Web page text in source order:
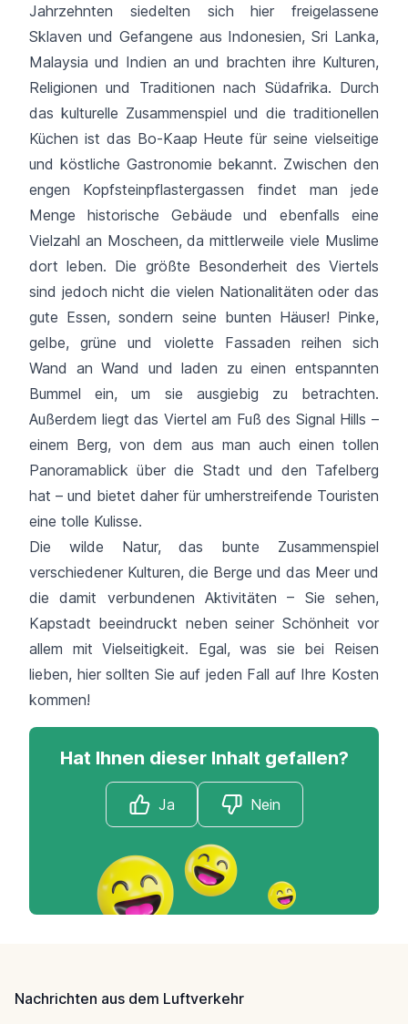
Jahrzehnten siedelten sich hier freigelassene
Sklaven und Gefangene aus Indonesien, Sri Lanka,
Malaysia und Indien an und brachten ihre Kulturen,
Religionen und Traditionen nach Südafrika. Durch
das kulturelle Zusammenspiel und die traditionellen
Küchen ist das Bo-Kaap Heute für seine vielseitige
und köstliche Gastronomie bekannt. Zwischen den
engen Kopfsteinpflastergassen findet man jede
Menge historische Gebäude und ebenfalls eine
Vielzahl an Moscheen, da mittlerweile viele Muslime
dort leben. Die größte Besonderheit des Viertels
sind jedoch nicht die vielen Nationalitäten oder das
gute Essen, sondern seine bunten Häuser! Pinke,
gelbe, grüne und violette Fassaden reihen sich
Wand an Wand und laden zu einen entspannten
Bummel ein, um sie ausgiebig zu betrachten.
Außerdem liegt das Viertel am Fuß des Signal Hills –
einem Berg, von dem aus man auch einen tollen
Panoramablick über die Stadt und den Tafelberg
hat – und bietet daher für umherstreifende Touristen
eine tolle Kulisse.
Die wilde Natur, das bunte Zusammenspiel
verschiedener Kulturen, die Berge und das Meer und
die damit verbundenen Aktivitäten – Sie sehen,
Kapstadt beeindruckt neben seiner Schönheit vor
allem mit Vielseitigkeit. Egal, was sie bei Reisen
lieben, hier sollten Sie auf jeden Fall auf Ihre Kosten
kommen!
Hat Ihnen dieser Inhalt gefallen?
Ja Nein
Nachrichten aus dem Luftverkehr